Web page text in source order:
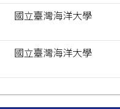
國立臺灣海洋大學
國立臺灣海洋大學